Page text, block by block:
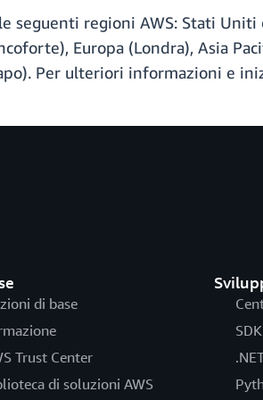
seguenti regioni AWS: Stati
Europa (Londra), Asia
Per ulteriori informazioni e
di base
Trust Center
di soluzioni AWS